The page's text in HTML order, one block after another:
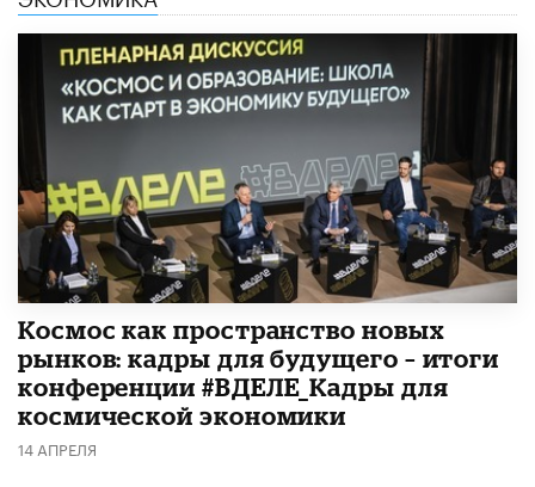
Космос как пространство новых
рынков: кадры для будущего – итоги
конференции #ВДЕЛЕ_Кадры для
космической экономики
14 АПРЕЛЯ